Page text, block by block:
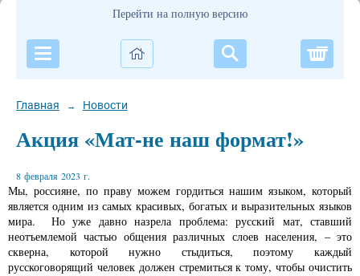
Перейти на полную версию
Главная → Новости
Акция «Мат-не наш формат!»
8 февраля 2023 г.
Мы, россияне, по праву можем гордиться нашим языком, который
является одним из самых красивых, богатых и выразительных языков
мира. Но уже давно назрела проблема: русский мат, ставший
неотъемлемой частью общения различных слоев населения, – это
скверна, которой нужно стыдиться, поэтому каждый
русскоговорящий человек должен стремиться к тому, чтобы очистить